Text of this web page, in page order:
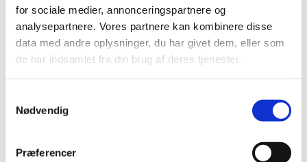
for sociale medier, annonceringspartnere og
analysepartnere. Vores partnere kan kombinere disse
data med andre oplysninger, du har givet dem, eller som
de har indsamlet fra din brug af deres tjenester.
Nødvendig
Præferencer
Danske nødpas (provisoriske pas) anerkendes ved
ind- og udrejse.
EU-nødpas anerkendes ved ind- og udrejse.
Tjek på forhånd om et eventuelt transitland på
rejsen anerkender et dansk nødpas eller et EU-
nødpas. Kontakt transitlandets ambassade.
Tjek om andre landes viseringer og stempler i dit
Kontakt Australiens ambassade.